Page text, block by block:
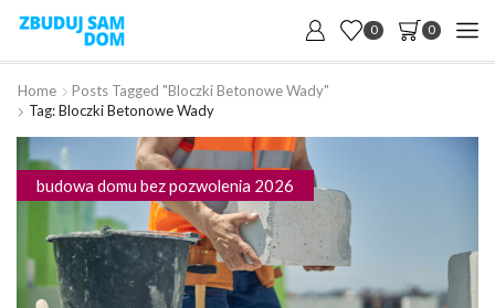
0 0
Home
Posts Tagged "bloczki Betonowe Wady"
Tag: Bloczki Betonowe Wady
budowa domu bez pozwolenia 2026